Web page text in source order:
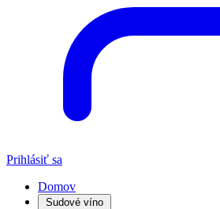
Prihlásiť sa
Domov
Sudové víno